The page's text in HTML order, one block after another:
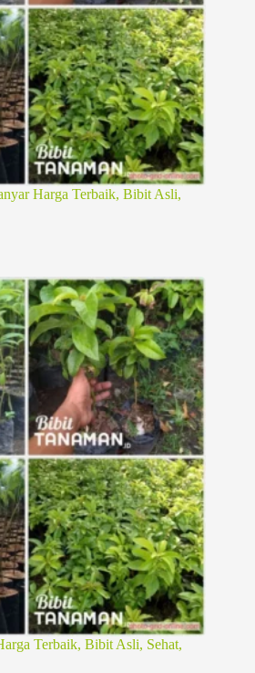
Harga Terbaik, Bibit Asli,
Terbaik, Bibit Asli, Sehat,